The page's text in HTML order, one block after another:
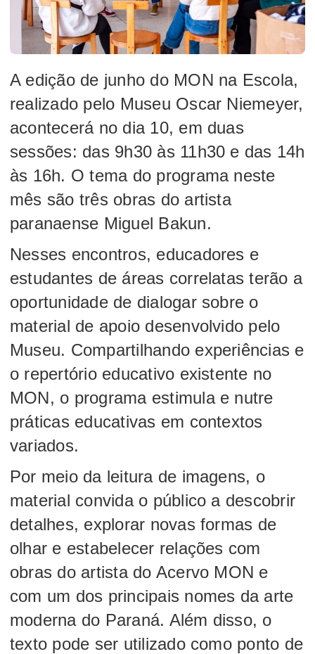
A edição de junho do MON na Escola,
realizado pelo Museu Oscar Niemeyer,
acontecerá no dia 10, em duas
sessões: das 9h30 às 11h30 e das 14h
às 16h. O tema do programa neste
mês são três obras do artista
paranaense Miguel Bakun.
Nesses encontros, educadores e
estudantes de áreas correlatas terão a
oportunidade de dialogar sobre o
material de apoio desenvolvido pelo
Museu. Compartilhando experiências e
o repertório educativo existente no
MON, o programa estimula e nutre
práticas educativas em contextos
variados.
Por meio da leitura de imagens, o
material convida o público a descobrir
detalhes, explorar novas formas de
olhar e estabelecer relações com
obras do artista do Acervo MON e
com um dos principais nomes da arte
moderna do Paraná. Além disso, o
texto pode ser utilizado como ponto de